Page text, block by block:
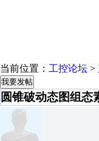
当前位置： 工控论坛 >
我要发帖
圆锥破动态图组态